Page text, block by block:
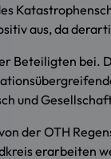
aus, da
Beteiligten bei.
und
der OTH
erarbeiten